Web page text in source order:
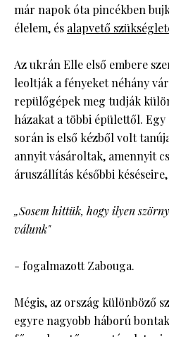
már napok óta pincékben
élelem, és alapvető
Az ukrán Elle első embere
leoltják a fényeket néhány
repülőgépek meg tudják
házakat a többi épülettől.
során is első kézből volt
annyit vásároltak, amennyit
áruszállítás későbbi
„Sosem hittük, hogy ilyen
válunk"
- fogalmazott Zabouga.
Mégis, az ország különböző
egyre nagyobb háború